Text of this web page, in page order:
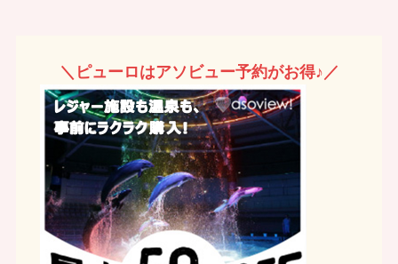
＼ピューロはアソビュー予約がお得♪／